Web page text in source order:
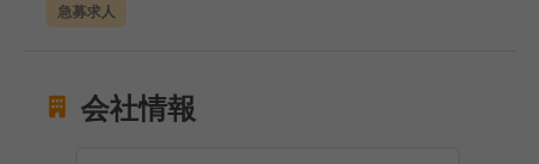
急募求人
会社情報